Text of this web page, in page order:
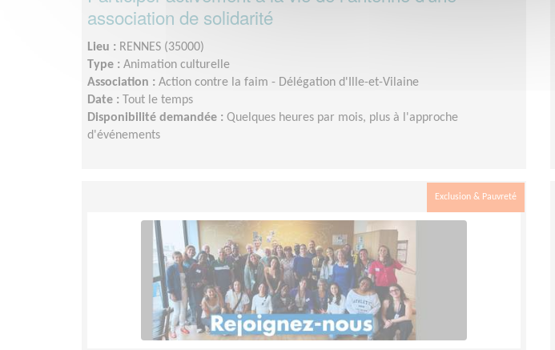
association de solidarité
Lieu : RENNES (35000)
Type : Animation culturelle
Association : Action contre la faim - Délégation d'Ille-et-Vilaine
Date :
Tout le temps
Disponibilité demandée : Quelques heures par mois, plus à l'approche
d'événements
Exclusion & Pauvreté